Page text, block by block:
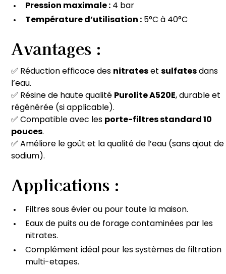
Pression maximale : 4 bar
Température d’utilisation : 5°C à 40°C
Avantages :
✅ Réduction efficace des nitrates etsulfates dans
l’eau.
✅ Résine de haute qualité Purolite A520E, durable et
régénérée (si applicable).
✅ Compatible avec les porte-filtres standard 10
pouces.
✅ Améliore le goût et la qualité de l’eau (sans ajout de
sodium).
Applications :
Filtres sous évier ou pour toute la maison.
Eaux de puits ou de forage contaminées par les
nitrates.
Complément idéal pour les systèmes de filtration
multi-etapes.